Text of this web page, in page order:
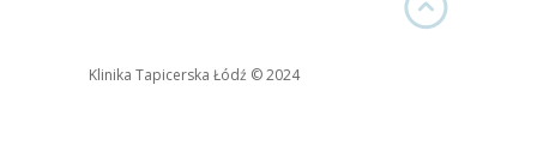
Klinika Tapicerska Łódź © 2024